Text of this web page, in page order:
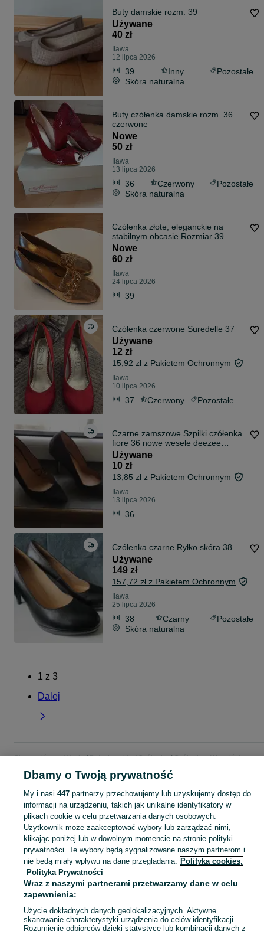
Buty damskie rozm. 39
Używane
40 zł
Iława
12 lipca 2026
39 Inny
Pozostałe
Skóra naturalna
Buty czółenka damskie rozm. 36
czerwone
Nowe
50 zł
Iława
13 lipca 2026
36 Czerwony
Pozostałe
Skóra naturalna
Czółenka złote, eleganckie na
stabilnym obcasie Rozmiar 39
Nowe
60 zł
Iława
24 lipca 2026
39
Czółenka czerwone Suredelle 37
Używane
12 zł
15,92 zł z Pakietem Ochronnym
Iława
10 lipca 2026
37 Czerwony Pozostałe
Czarne zamszowe Szpilki czółenka
fiore 36 nowe wesele deezee
sylwester
Używane
10 zł
13,85 zł z Pakietem Ochronnym
Iława
13 lipca 2026
36
Czółenka czarne Ryłko skóra 38
Używane
149 zł
157,72 zł z Pakietem Ochronnym
Iława
25 lipca 2026
38 Czarny
Pozostałe
Skóra naturalna
1 z 3
Dalej
Strona główna Moda Buty damskie Czółenka
Czółenka - Warmińsko-
mazurskie
Czółenka - Iława
KATEGORIA
Szeroki wybór czółenek damskich Iława ▶️ skórzane, na obcasie, szpiczaste i okrągłe ✅ Nowe i używane w dobrych cenach ✌ Sprawdź oferty na OLX.pl! Zobacz
Mapa kategorii
Mapa miejscowości
Mapa ministron
Popularne wyszukiwania
Dbamy o Twoją prywatność
My i nasi 447partnerzy przechowujemy lub uzyskujemy dostęp do
informacji na urządzeniu, takich jak unikalne identyfikatory w
plikach cookie w celu przetwarzania danych osobowych.
Użytkownik może zaakceptować wybory lub zarządzać nimi,
klikając poniżej lub w dowolnym momencie na stronie polityki
prywatności. Te wybory będą sygnalizowane naszym partnerom i
nie będą miały wpływu na dane przeglądania. Polityka cookies,
Polityka Prywatności
Wraz z naszymi partnerami przetwarzamy dane w celu
zapewnienia:
Użycie dokładnych danych geolokalizacyjnych. Aktywne
skanowanie charakterystyki urządzenia do celów identyfikacji.
Rozumienie odbiorców dzięki statystyce lub kombinacji danych z